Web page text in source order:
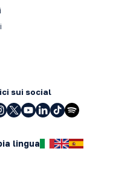
sui social
lingua